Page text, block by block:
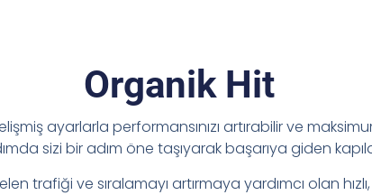
Organik Hit
ayarlarla performansınızı artırabilir ve
sizi bir adım öne taşıyarak başarıya giden
trafiği ve sıralamayı artırmaya yardımcı olan